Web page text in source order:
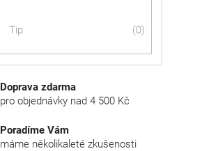
Tip 0
Doprava zdarma
pro objednávky nad 4 500 Kč
Poradíme Vám
máme několikaleté zkušenosti